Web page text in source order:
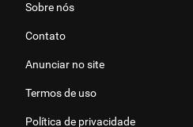
Sobre nós
Contato
Anunciar no site
Termos de uso
Política de privacidade